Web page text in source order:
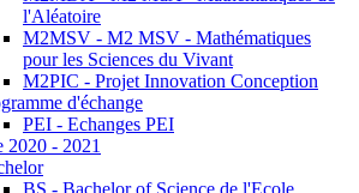
l'Aléatoire
M2MSV - M2 MSV - Mathématiques
pour les Sciences du Vivant
M2PIC - Projet Innovation Conception
d'échange
PEI - Echanges PEI
2020 - 2021
BS - Bachelor of Science de l'Ecole